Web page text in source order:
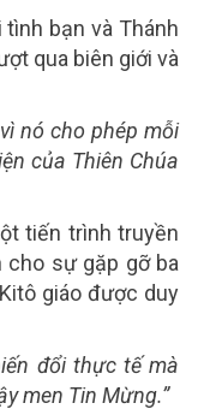
bạn và Thánh
qua biên giới và
nó cho phép mỗi
của Thiên Chúa
tiến trình truyền
cho sự gặp gỡ ba
giáo được duy
đổi thực tế mà
men Tin Mừng.”